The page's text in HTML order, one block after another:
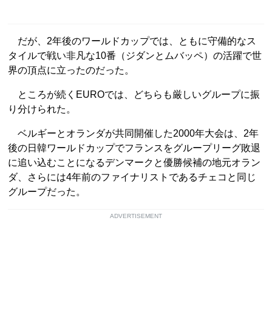
だが、2年後のワールドカップでは、ともに守備的なス
タイルで戦い非凡な10番（ジダンとムバッペ）の活躍で世
界の頂点に立ったのだった。
ところが続くEUROでは、どちらも厳しいグループに振
り分けられた。
ベルギーとオランダが共同開催した2000年大会は、2年
後の日韓ワールドカップでフランスをグループリーグ敗退
に追い込むことになるデンマークと優勝候補の地元オラン
ダ、さらには4年前のファイナリストであるチェコと同じ
グループだった。
ADVERTISEMENT